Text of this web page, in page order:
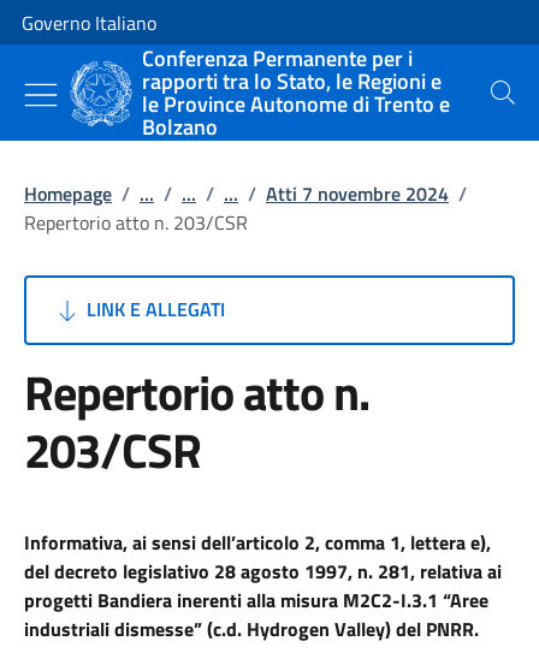
Vai al contenuto
Vai alla navigazione del sito
Governo Italiano
Conferenza Permanente per i
rapporti tra lo Stato, le Regioni e
le Province Autonome di Trento e
Bolzano
Cerca
Homepage / ... / ... / ... / Atti 7 novembre 2024 /
Repertorio atto n. 203/CSR
LINK E ALLEGATI
Repertorio atto n.
203/CSR
Informativa, ai sensi dell’articolo 2, comma 1, lettera e),
del decreto legislativo 28 agosto 1997, n. 281, relativa ai
progetti Bandiera inerenti alla misura M2C2-I.3.1 “Aree
industriali dismesse” (c.d. Hydrogen Valley) del PNRR.